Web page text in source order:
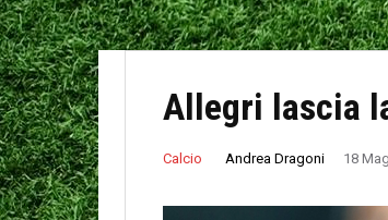
Allegri lascia
Calcio Andrea Dragoni 18